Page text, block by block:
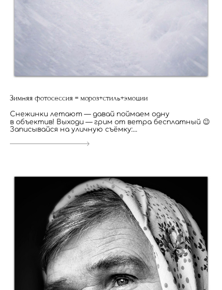
Зимняя фотосессия = мороз+стиль+эмоции
Снежинки летают — давай поймаем одну
в объектив! Выходи — грим от ветра бесплатный 😉
Записывайся на уличную съёмку:...